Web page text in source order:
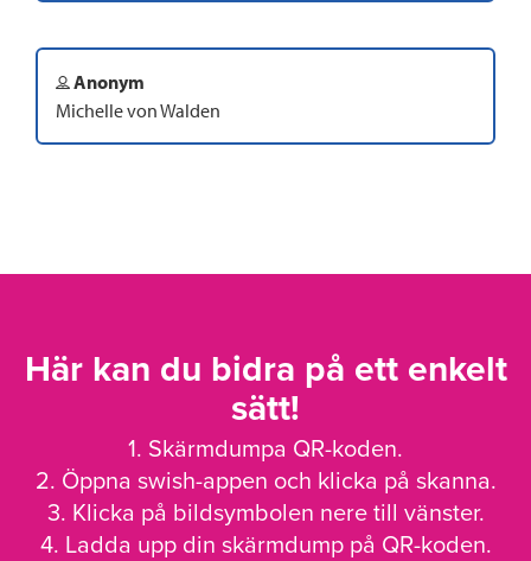
Anonym
Michelle von Walden
Här kan du bidra på ett enkelt
sätt!
1. Skärmdumpa QR-koden.
2. Öppna swish-appen och klicka på skanna.
3. Klicka på bildsymbolen nere till vänster.
4. Ladda upp din skärmdump på QR-koden.